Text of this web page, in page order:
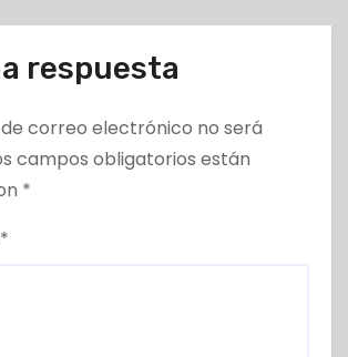
respuesta
correo electrónico no será
campos obligatorios están
*
*